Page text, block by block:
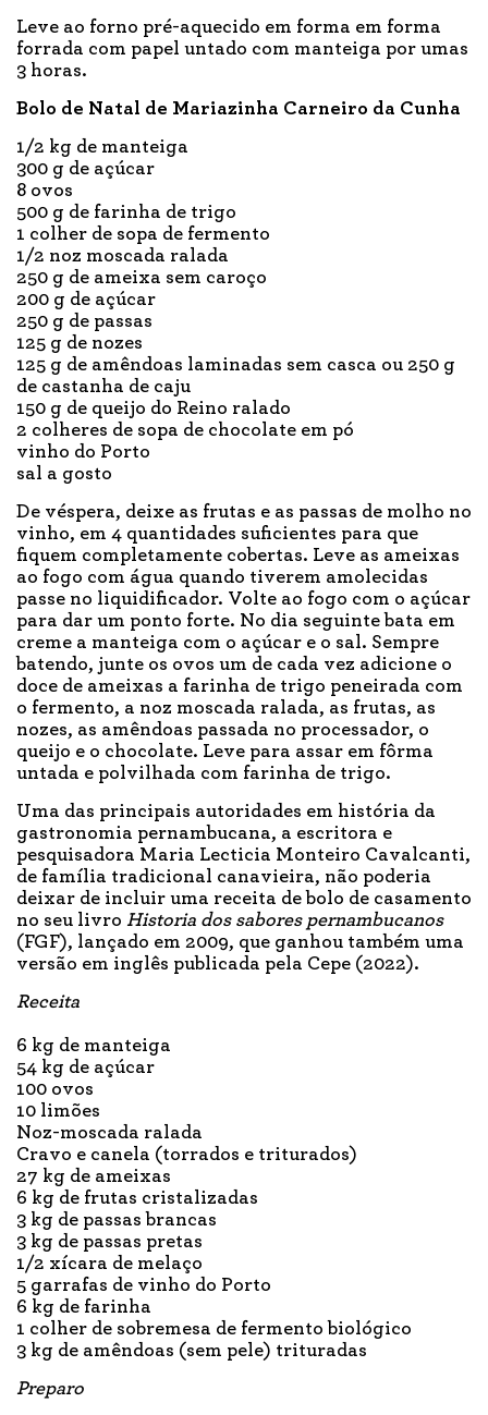
Leve ao forno pré-aquecido em forma em forma
forrada com papel untado com manteiga por umas
3 horas.
Bolo de Natal de Mariazinha Carneiro da Cunha
1/2 kg de manteiga
300 g de açúcar
8 ovos
500 g de farinha de trigo
1 colher de sopa de fermento
1/2 noz moscada ralada
250 g de ameixa sem caroço
200 g de açúcar
250 g de passas
125 g de nozes
125 g de amêndoas laminadas sem casca ou 250 g
de castanha de caju
150 g de queijo do Reino ralado
2 colheres de sopa de chocolate em pó
vinho do Porto
sal a gosto
De véspera, deixe as frutas e as passas de molho no
vinho, em 4 quantidades suficientes para que
fiquem completamente cobertas. Leve as ameixas
ao fogo com água quando tiverem amolecidas
passe no liquidificador. Volte ao fogo com o açúcar
para dar um ponto forte. No dia seguinte bata em
creme a manteiga com o açúcar e o sal. Sempre
batendo, junte os ovos um de cada vez adicione o
doce de ameixas a farinha de trigo peneirada com
o fermento, a noz moscada ralada, as frutas, as
nozes, as amêndoas passada no processador, o
queijo e o chocolate. Leve para assar em fôrma
untada e polvilhada com farinha de trigo.
Uma das principais autoridades em história da
gastronomia pernambucana, a escritora e
pesquisadora Maria Lecticia Monteiro Cavalcanti,
de família tradicional canavieira, não poderia
deixar de incluir uma receita de bolo de casamento
no seu livro Historia dos sabores pernambucanos
(FGF), lançado em 2009, que ganhou também uma
versão em inglês publicada pela Cepe (2022).
Receita
6 kg de manteiga
54 kg de açúcar
100 ovos
10 limões
Noz-moscada ralada
Cravo e canela (torrados e triturados)
27 kg de ameixas
6 kg de frutas cristalizadas
3 kg de passas brancas
3 kg de passas pretas
1/2 xícara de melaço
5 garrafas de vinho do Porto
6 kg de farinha
1 colher de sobremesa de fermento biológico
3 kg de amêndoas (sem pele) trituradas
Preparo